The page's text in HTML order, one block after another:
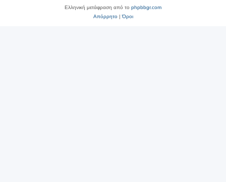
Ελληνική μετάφραση από το phpbbgr.com
Απόρρητο|Όροι